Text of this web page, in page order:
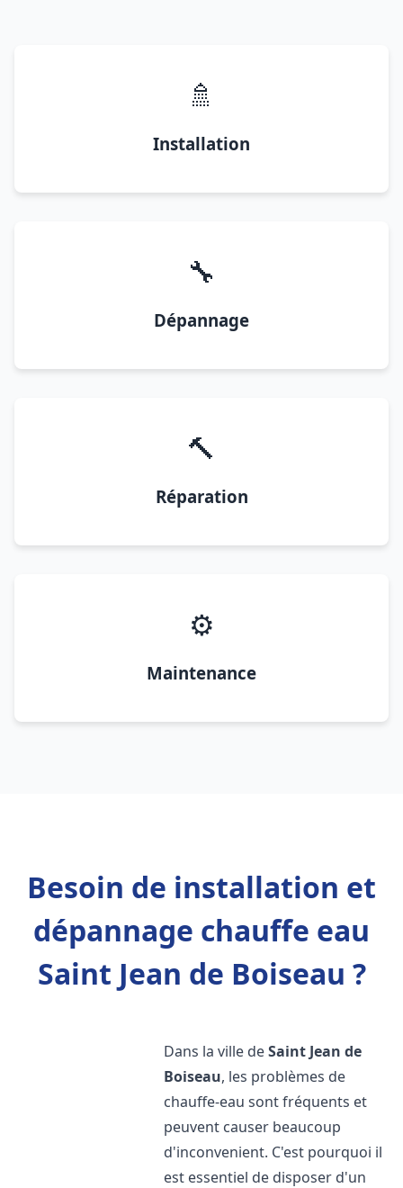
🚿
Installation
🔧
Dépannage
🔨
Réparation
⚙️
Maintenance
Besoin de installation et
dépannage chauffe eau
Saint Jean de Boiseau ?
Dans la ville deSaint Jean de
Boiseau, les problèmes de
chauffe-eau sont fréquents et
peuvent causer beaucoup
d'inconvenient. C'est pourquoi il
est essentiel de disposer d'un